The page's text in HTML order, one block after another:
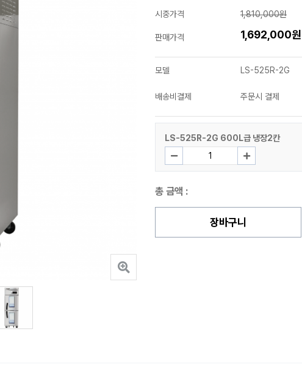
시중가격 1,810,000원
판매가격 1,692,000원
모델 LS-525R-2G
배송비결제 주문시 결제
LS-525R-2G 600L급 냉장2칸
총 금액 :
장바구니